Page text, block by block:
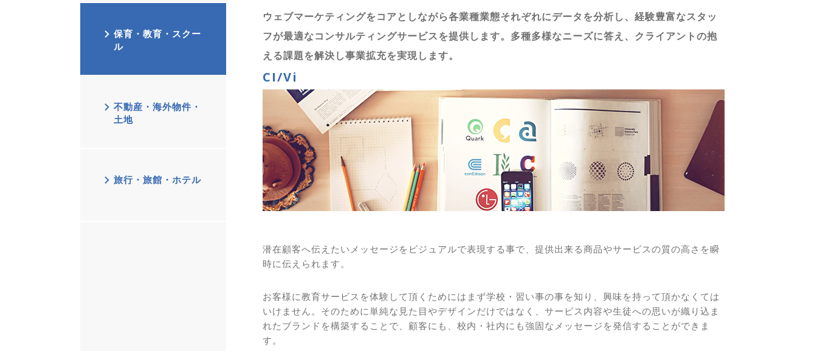
ウェブマーケティングをコアとしながら各業種業態それぞれにデータを分析し、経験豊富なスタッ
フが最適なコンサルティングサービスを提供します。多種多様なニーズに答え、クライアントの抱
える課題を解決し事業拡充を実現します。
CI/Vi
潜在顧客へ伝えたいメッセージをビジュアルで表現する事で、提供出来る商品やサービスの質の高さを瞬
時に伝えられます。
お客様に教育サービスを体験して頂くためにはまず学校・習い事の事を知り、興味を持って頂かなくては
いけません。そのために単純な見た目やデザインだけではなく、サービス内容や生徒への思いが織り込ま
れたブランドを構築することで、顧客にも、校内・社内にも強固なメッセージを発信することができま
す。
保育・教育・スクー
ル
不動産・海外物件・
土地
旅行・旅館・ホテル